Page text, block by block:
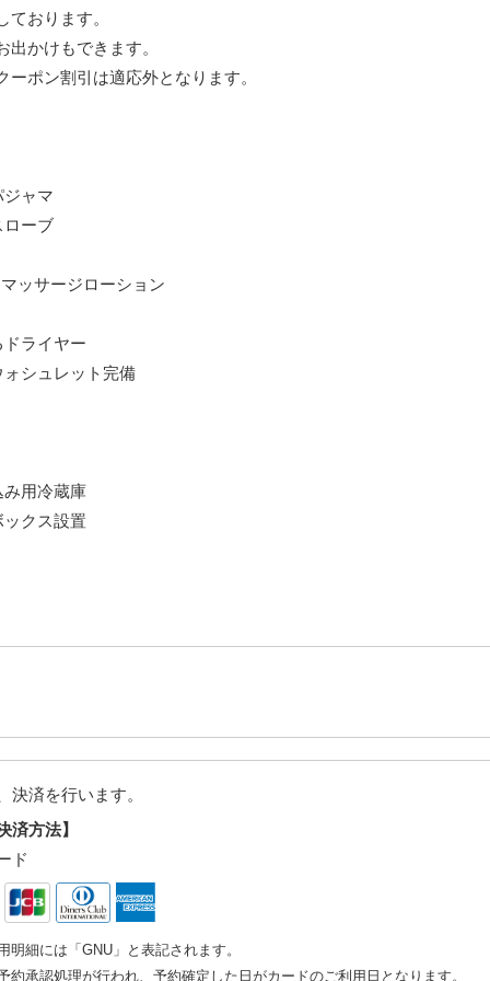
おります。
かけもできます。
ポン割引は適応外となります。
ャマ
ローブ
ッサージローション
ライヤー
シュレット完備
用冷蔵庫
クス設置
決済を行います。
済方法】
ド
細には「GNU」と表記されます。
承認処理が行われ、予約確定した日がカードのご利用日となります。